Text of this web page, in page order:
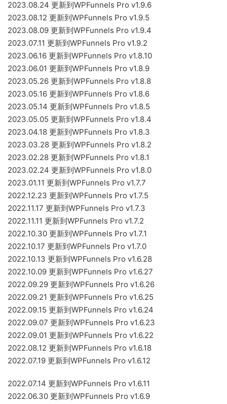
2023.08.24 更新到WPFunnels Pro v1.9.6
2023.08.12 更新到WPFunnels Pro v1.9.5
2023.08.09 更新到WPFunnels Pro v1.9.4
2023.07.11 更新到WPFunnels Pro v1.9.2
2023.06.16 更新到WPFunnels Pro v1.8.10
2023.06.01 更新到WPFunnels Pro v1.8.9
2023.05.26 更新到WPFunnels Pro v1.8.8
2023.05.16 更新到WPFunnels Pro v1.8.6
2023.05.14 更新到WPFunnels Pro v1.8.5
2023.05.05 更新到WPFunnels Pro v1.8.4
2023.04.18 更新到WPFunnels Pro v1.8.3
2023.03.28 更新到WPFunnels Pro v1.8.2
2023.02.28 更新到WPFunnels Pro v1.8.1
2023.02.24 更新到WPFunnels Pro v1.8.0
2023.01.11 更新到WPFunnels Pro v1.7.7
2022.12.23 更新到WPFunnels Pro v1.7.5
2022.11.17 更新到WPFunnels Pro v1.7.3
2022.11.11 更新到WPFunnels Pro v1.7.2
2022.10.30 更新到WPFunnels Pro v1.7.1
2022.10.17 更新到WPFunnels Pro v1.7.0
2022.10.13 更新到WPFunnels Pro v1.6.28
2022.10.09 更新到WPFunnels Pro v1.6.27
2022.09.29 更新到WPFunnels Pro v1.6.26
2022.09.21 更新到WPFunnels Pro v1.6.25
2022.09.15 更新到WPFunnels Pro v1.6.24
2022.09.07 更新到WPFunnels Pro v1.6.23
2022.09.01 更新到WPFunnels Pro v1.6.22
2022.08.12 更新到WPFunnels Pro v1.6.18
2022.07.19 更新到WPFunnels Pro v1.6.12
2022.07.14 更新到WPFunnels Pro v1.6.11
2022.06.30 更新到WPFunnels Pro v1.6.9